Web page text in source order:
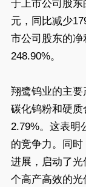
于上市公司股
元，同比减少
市公司股东的
248.90%。
翔鹭钨业的主
碳化钨粉和硬
2.79%。这表明
的竞争力。同
进展，启动了
个高产高效的